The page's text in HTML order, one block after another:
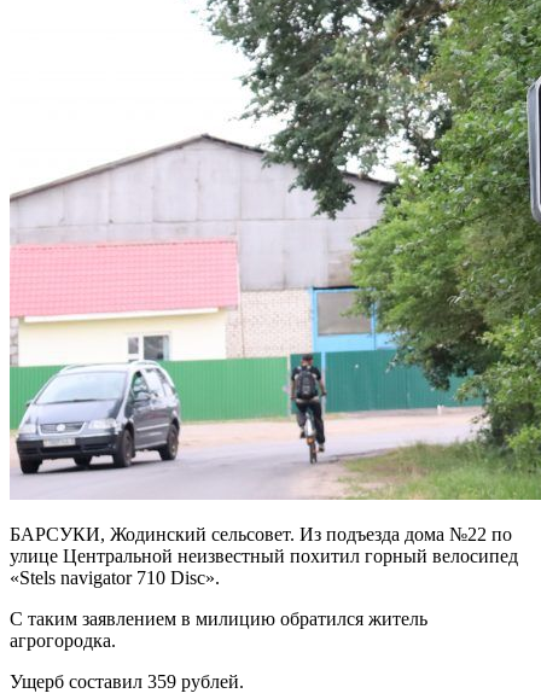
БАРСУКИ, Жодинский сельсовет. Из подъезда дома №22 по
улице Центральной неизвестный похитил горный велосипед
«Stels navigator 710 Disc».
С таким заявлением в милицию обратился житель
агрогородка.
Ущерб составил 359 рублей.